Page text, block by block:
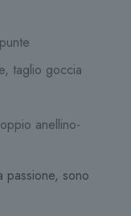
taglio goccia
anellino-
passione, sono